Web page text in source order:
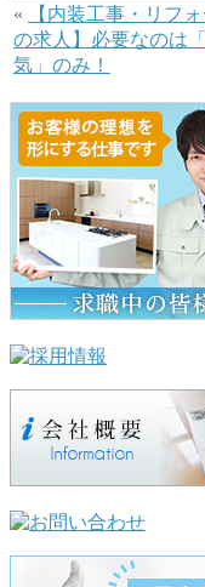
«
【内装工事・リフ
の求人】必要なのは
気」のみ！